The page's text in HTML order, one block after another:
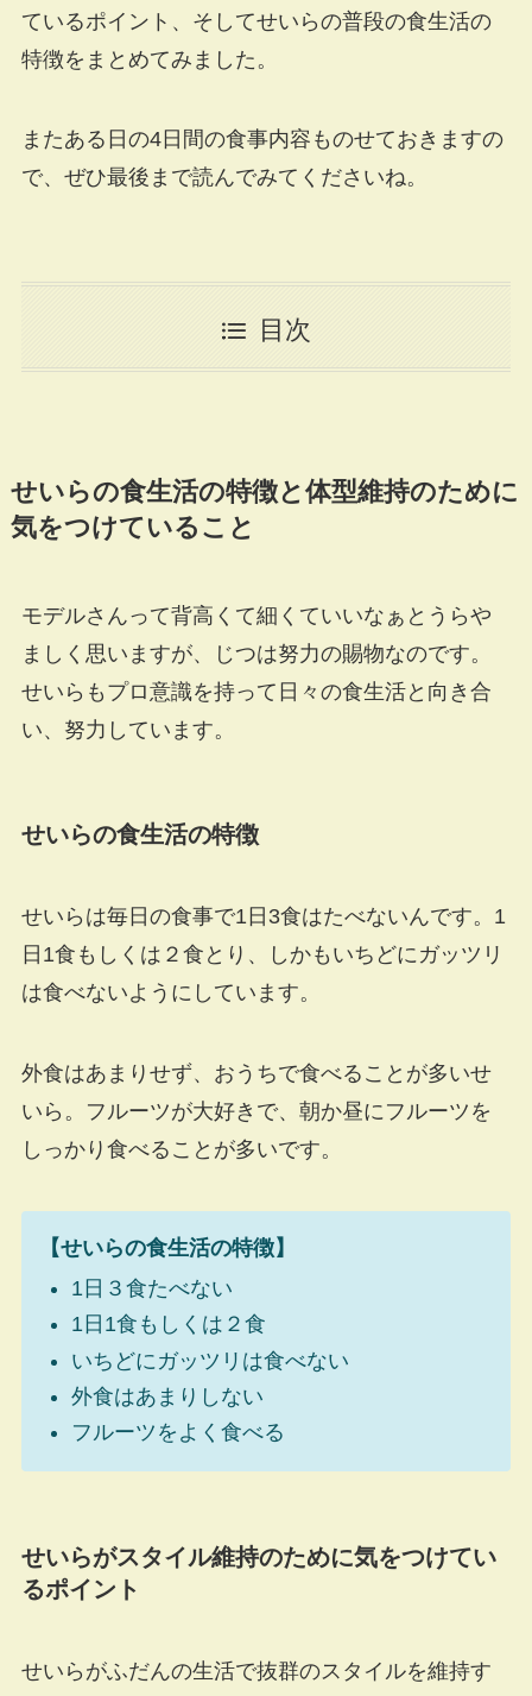
ているポイント、そしてせいらの普段の食生活の
特徴をまとめてみました。
またある日の4日間の食事内容ものせておきますの
で、ぜひ最後まで読んでみてくださいね。
目次
せいらの食生活の特徴と体型維持のために
気をつけていること
モデルさんって背高くて細くていいなぁとうらや
ましく思いますが、じつは努力の賜物なのです。
せいらもプロ意識を持って日々の食生活と向き合
い、努力しています。
せいらの食生活の特徴
せいらは毎日の食事で1日3食はたべないんです。1
日1食もしくは２食とり、しかもいちどにガッツリ
は食べないようにしています。
外食はあまりせず、おうちで食べることが多いせ
いら。フルーツが大好きで、朝か昼にフルーツを
しっかり食べることが多いです。
【せいらの食生活の特徴】
1日３食たべない
1日1食もしくは２食
いちどにガッツリは食べない
外食はあまりしない
フルーツをよく食べる
せいらがスタイル維持のために気をつけてい
るポイント
せいらがふだんの生活で抜群のスタイルを維持す